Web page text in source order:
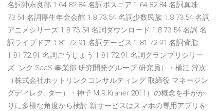
名詞沖永良部 1.64 82.84 名詞ボスニア 1.64 82.84 名詞真珠
73.54 名詞厚生年金会館 1.8 73.54 名詞少数民族 1.8 73.54 名詞
アニメシリーズ 1.8 73.54 名詞ダウンロード 1.8 73.54 名詞 名
詞ライブドア 1.81 72.91 名詞デービス 1.81 72.91 名詞背脂
1.81 72.91 名詞ごうじょう 1.81 72.91 名詞グランプリシリー
ズ ンク SaaS 事業部 研究開発グループ 研究員）・横江 淳次
（株式会社ホットリンクコンサルティング 取締役 マネージン
グディレク. ター）・神子 M.R.Kraner 2011）の概念を手がか
りに多様な角度から検討 新サービスはスマホの専用アプリを